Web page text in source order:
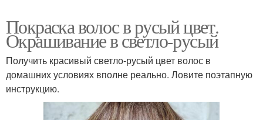
Покраска волос в русый цвет.
Окрашивание в светло-русый
Получить красивый светло-русый цвет волос в
домашних условиях вполне реально. Ловите поэтапную
инструкцию.